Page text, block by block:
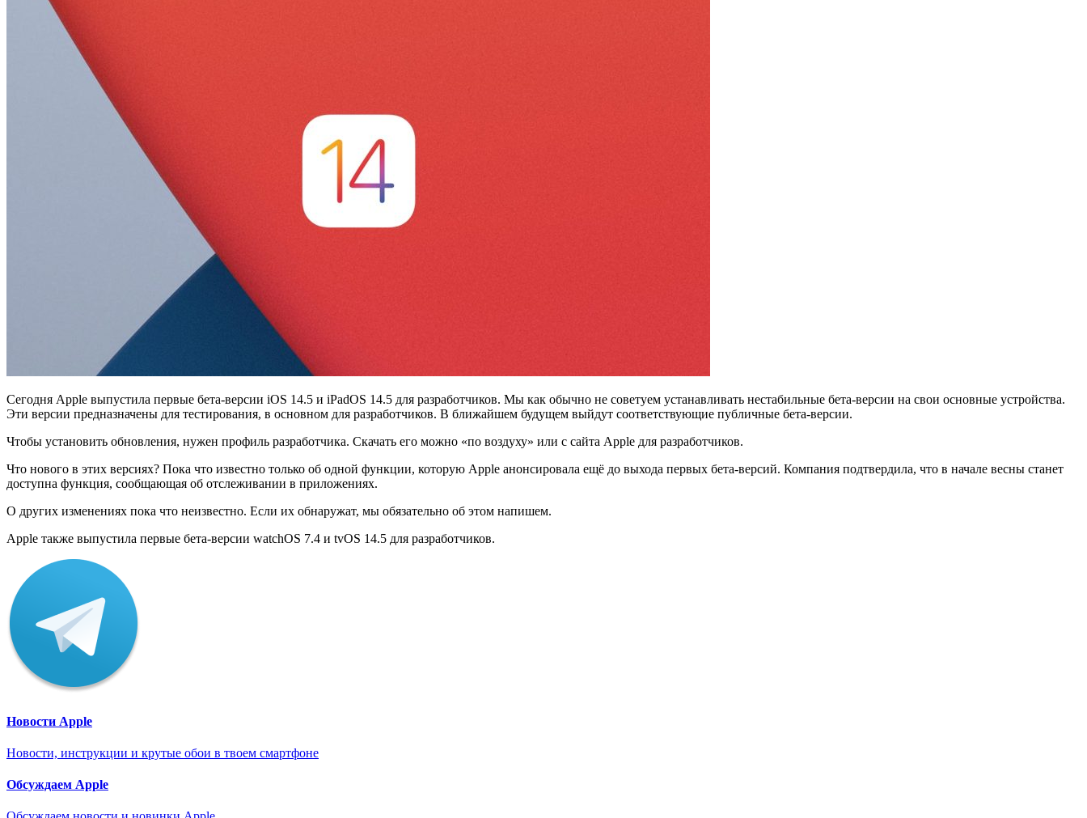
Сегодня Apple выпустила первые бета-версии iOS 14.5 и iPadOS 14.5 для разработчиков. Мы как обычно не советуем устанавливать нестабильные бета-версии на свои основные устройства.
Эти версии предназначены для тестирования, в основном для разработчиков. В ближайшем будущем выйдут соответствующие публичные бета-версии.
Чтобы установить обновления, нужен профиль разработчика. Скачать его можно «по воздуху» или с сайта Apple для разработчиков.
Что нового в этих версиях? Пока что известно только об одной функции, которую Apple анонсировала ещё до выхода первых бета-версий. Компания подтвердила, что в начале весны станет
доступна функция, сообщающая об отслеживании в приложениях.
О других изменениях пока что неизвестно. Если их обнаружат, мы обязательно об этом напишем.
Apple также выпустила первые бета-версии watchOS 7.4 и tvOS 14.5 для разработчиков.
Новости Apple
Новости, инструкции и крутые обои в твоем смартфоне
Обсуждаем Apple